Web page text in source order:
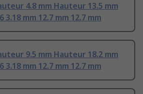
4.8 mm Hauteur 13.5 mm
3.18 mm 12.7 mm 12.7 mm
9.5 mm Hauteur 18.2 mm
3.18 mm 12.7 mm 12.7 mm